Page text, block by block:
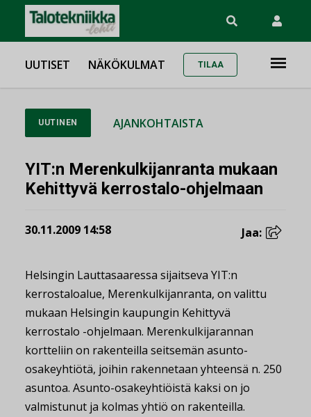
UUTISET NÄKÖKULMAT TILAA
UUTINEN AJANKOHTAISTA
YIT:n Merenkulkijanranta mukaan
Kehittyvä kerrostalo-ohjelmaan
30.11.2009 14:58 Jaa:
Helsingin Lauttasaaressa sijaitseva YIT:n
kerrostaloalue, Merenkulkijanranta, on valittu
mukaan Helsingin kaupungin Kehittyvä
kerrostalo -ohjelmaan. Merenkulkijarannan
kortteliin on rakenteilla seitsemän asunto-
osakeyhtiötä, joihin rakennetaan yhteensä n. 250
asuntoa. Asunto-osakeyhtiöistä kaksi on jo
valmistunut ja kolmas yhtiö on rakenteilla.